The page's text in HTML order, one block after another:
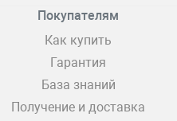
Покупателям
Как купить
Гарантия
База знаний
Получение и доставка